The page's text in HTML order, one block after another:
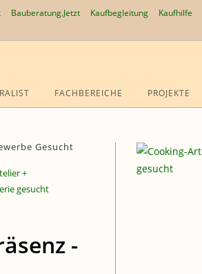
Bauberatung.Jetzt Kaufbegleitung Kaufhilfe
FACHBEREICHE PROJEKTE
Gesucht
-